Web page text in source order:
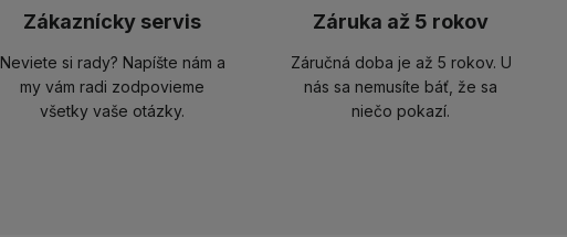
Zákaznícky servis
Neviete si rady? Napíšte nám a
my vám radi zodpovieme
všetky vaše otázky.
Záruka až 5 rokov
Záručná doba je až 5 rokov. U
nás sa nemusíte báť, že sa
niečo pokazí.